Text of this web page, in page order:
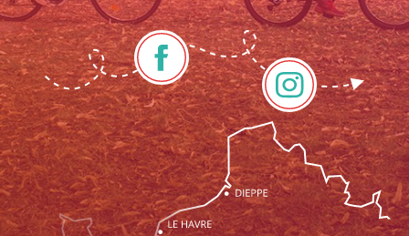
Description
Prestations
Tarifs
Ouvertures